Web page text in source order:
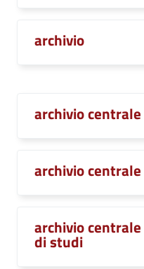
archivio
archivio centrale
archivio
archivio
di studi